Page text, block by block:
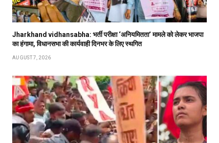
Jharkhand vidhansabha: भर्ती परीक्षा ‘अनियमितता’ मामले को लेकर भाजपा
का हंगामा, विधानसभा की कार्यवाही दिनभर के लिए स्थगित
AUGUST 7, 2026